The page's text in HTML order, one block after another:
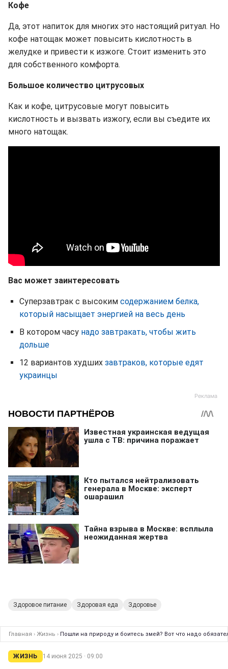
Кофе
Да, этот напиток для многих это настоящий ритуал. Но
кофе натощак может повысить кислотность в
желудке и привести к изжоге. Стоит изменить это
для собственного комфорта.
Большое количество цитрусовых
Как и кофе, цитрусовые могут повысить
кислотность и вызвать изжогу, если вы съедите их
много натощак.
Вас может заинтересовать
Суперзавтрак с высоким содержанием белка,
который насыщает энергией на весь день
В котором часу надо завтракать, чтобы жить
дольше
12 вариантов худших завтраков, которые едят
украинцы
Здоровое питание Здоровая еда Здоровье
Главная › Жизнь › Пошли на природу и боитесь змей? Вот что надо
ЖИЗНЬ 14 июня 2025 · 09:00